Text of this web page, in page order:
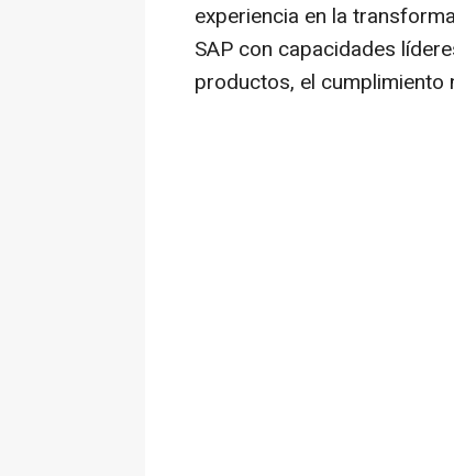
experiencia en la
SAP con capacidades
productos, el cumplimiento